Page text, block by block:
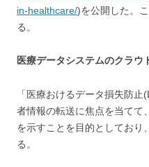
in-healthcare/)を公開した。
る。
医療データシステムのクラ
「医療おけるデータ損失防
者情報の転送に焦点を当てて
を示すことを目的としており
る。